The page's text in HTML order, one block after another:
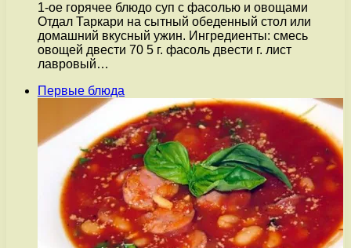
1-ое горячее блюдо суп с фасолью и овощами
Отдал Таркари на сытный обеденный стол или
домашний вкусный ужин. Ингредиенты: смесь
овощей двести 70 5 г. фасоль двести г. лист
лавровый…
Первые блюда